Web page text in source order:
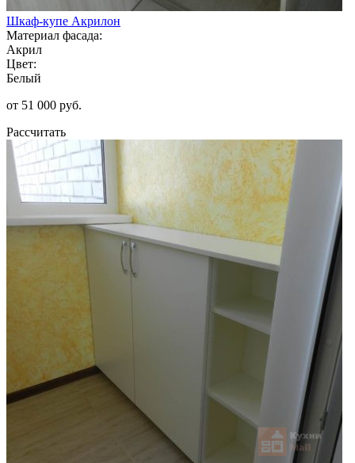
Шкаф-купе Акрилон
Материал фасада:
Акрил
Цвет:
Белый
от 51 000 руб.
Рассчитать